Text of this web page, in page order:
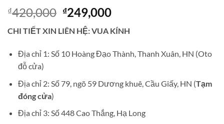
₫420,000 Giá
gốc
là:
₫420,000.
₫249,000Giá
hiện
tại
là:
₫249,000.
CHI TIẾT XIN LIÊN HỆ: VUA KÍNH
Địa chỉ 1: Số 10 Hoàng Đạo Thành, Thanh Xuân, HN (Oto
đỗ cửa)
Địa chỉ 2: Số 79, ngõ 59 Dương khuê, Cầu Giấy, HN (Tạm
đóng cửa)
Địa chỉ 3: Số 448 Cao Thắng, Hạ Long